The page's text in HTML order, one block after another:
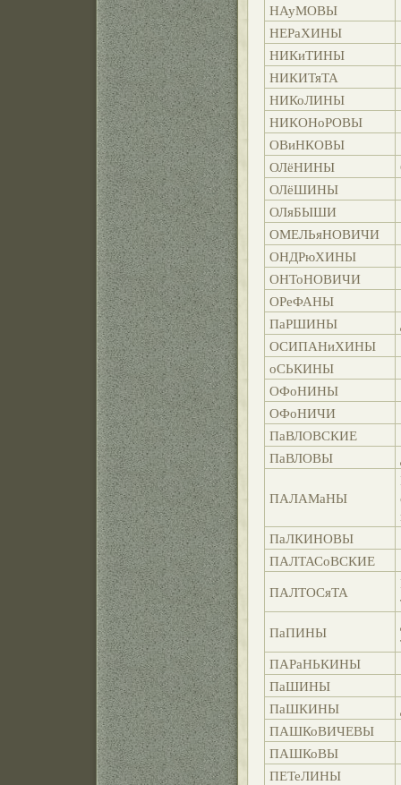
НАуМОВЫ
НЕРаХИНЫ
НИКиТИНЫ
НИКИТяТА
НИКоЛИНЫ
НИКОНоРОВЫ
ОВиНКОВЫ
ОЛёНИНЫ
ОЛёШИНЫ
ОЛяБЫШИ
ОМЕЛЬяНОВИЧИ
ОНДРюХИНЫ
ОНТоНОВИЧИ
ОРеФАНЫ
ПаРШИНЫ
ОСИПАНиХИНЫ
оСЬКИНЫ
ОФоНИНЫ
ОФоНИЧИ
ПаВЛОВСКИЕ
ПаВЛОВЫ
ПАЛАМаНЫ
ПаЛКИНОВЫ
ПАЛТАСоВСКИЕ
ПАЛТОСяТА
ПаПИНЫ
ПАРаНЬКИНЫ
ПаШИНЫ
ПаШКИНЫ
ПАШКоВИЧЕВЫ
ПАШКоВЫ
ПЕТеЛИНЫ